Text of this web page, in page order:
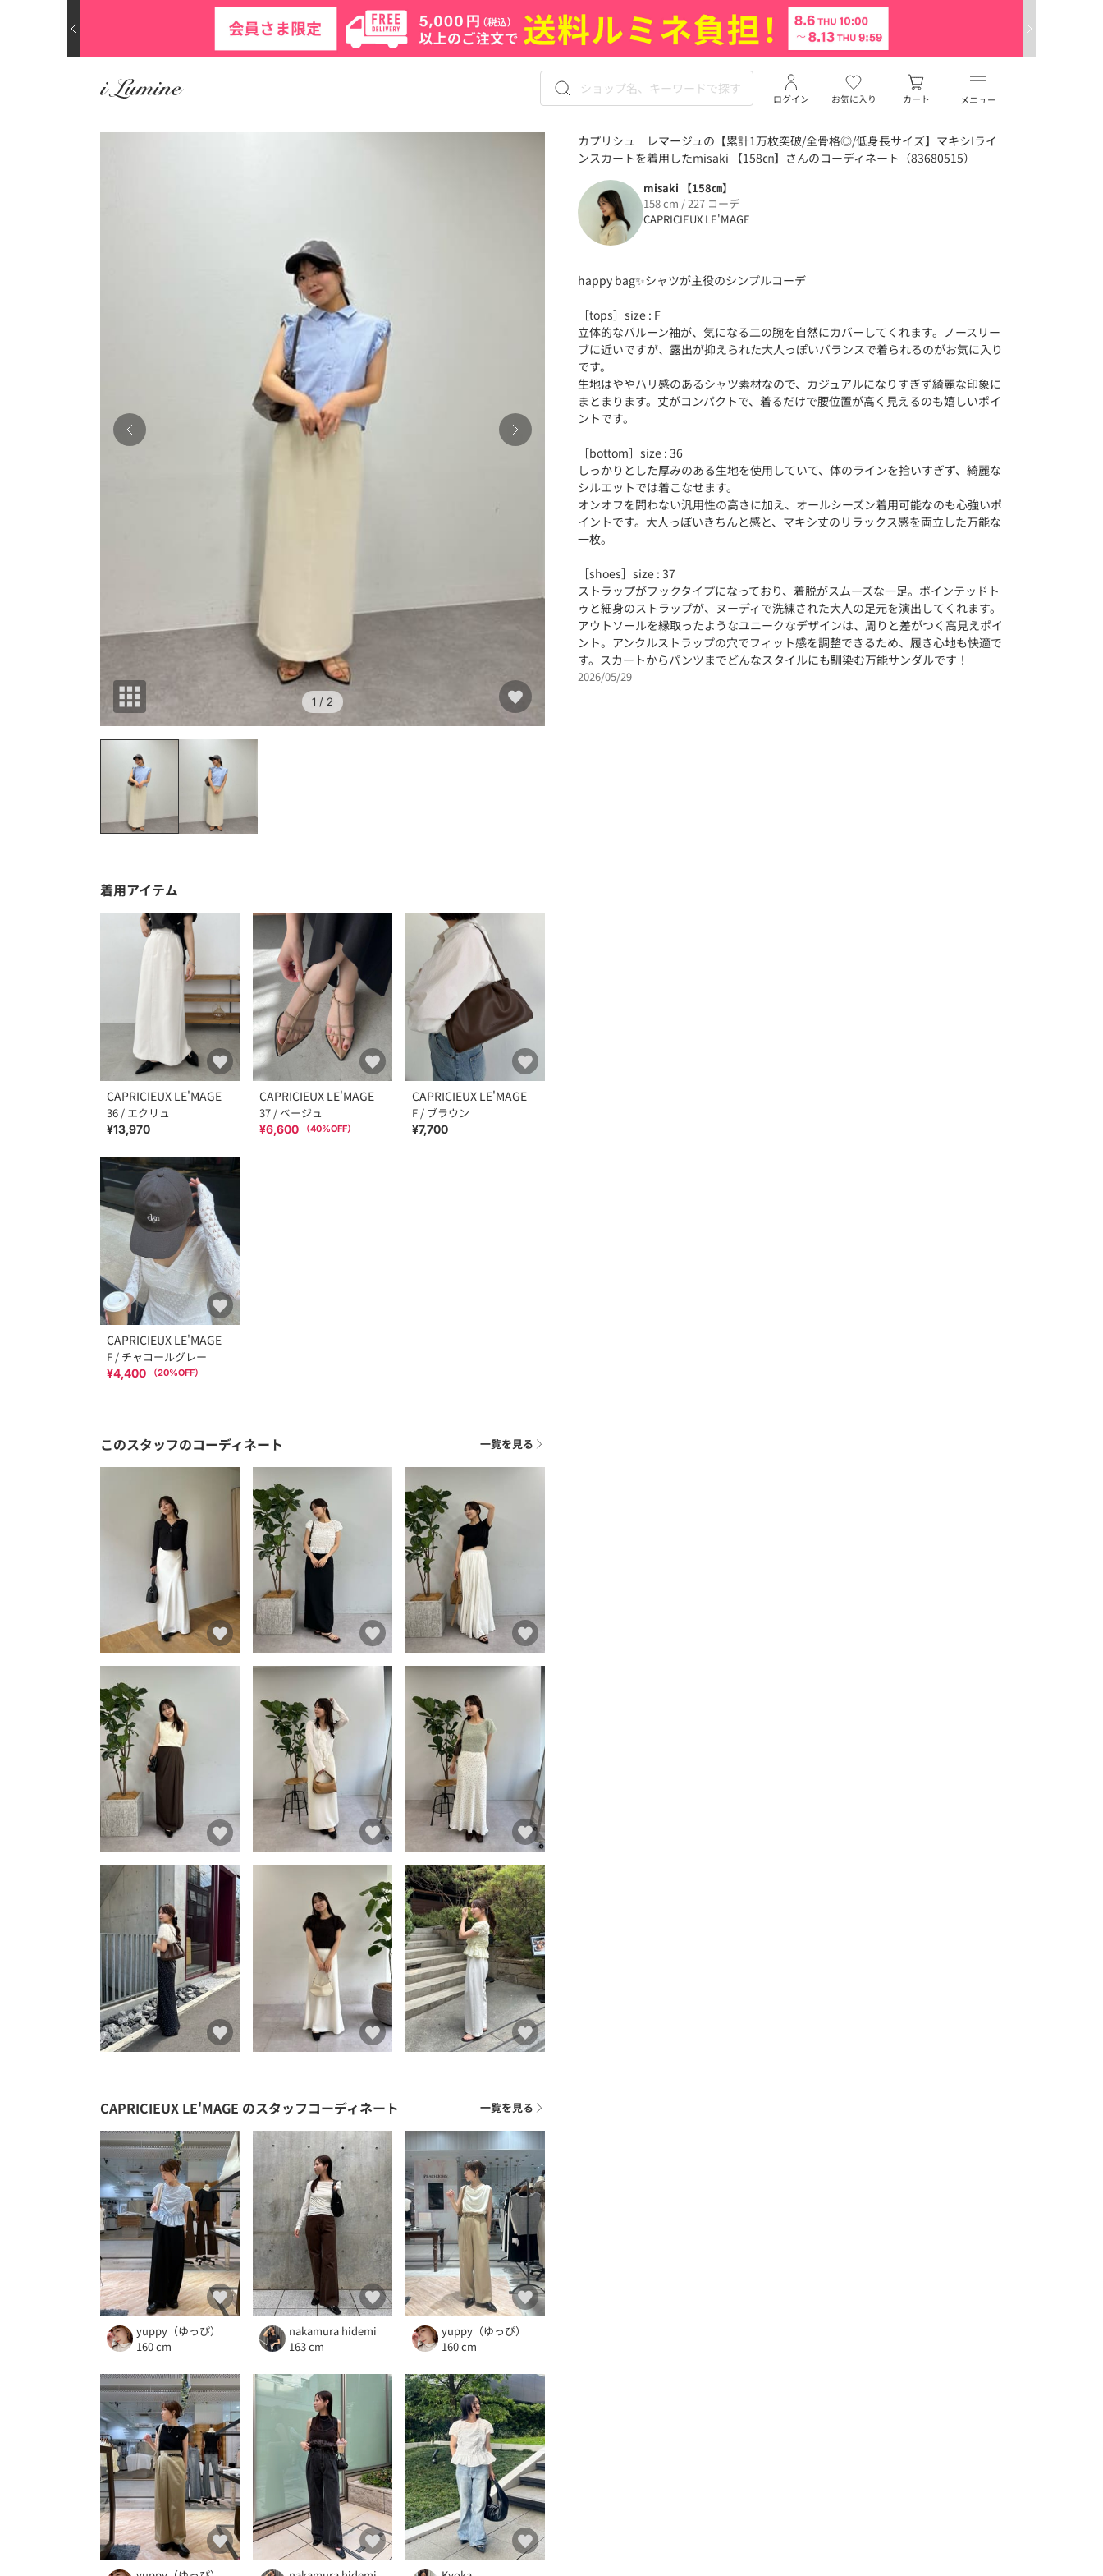
メニュー
お気に入り
ログイン カート
1 / 2
カプリシュ レマージュの【累計1万枚突破/全骨格◎/低身長サイズ】マキシIライ
ンスカートを着用したmisaki 【158㎝】さんのコーディネート（83680515）
misaki 【158㎝】
158 cm / 227 コーデ
CAPRICIEUX LE'MAGE
happy bag✨シャツが主役のシンプルコーデ
［tops］size : F
立体的なバルーン袖が、気になる二の腕を自然にカバーしてくれます。ノースリー
ブに近いですが、露出が抑えられた大人っぽいバランスで着られるのがお気に入り
です。
生地はややハリ感のあるシャツ素材なので、カジュアルになりすぎず綺麗な印象に
まとまります。丈がコンパクトで、着るだけで腰位置が高く見えるのも嬉しいポイ
ントです。
［bottom］size : 36
しっかりとした厚みのある生地を使用していて、体のラインを拾いすぎず、綺麗な
シルエットでは着こなせます。
オンオフを問わない汎用性の高さに加え、オールシーズン着用可能なのも心強いポ
イントです。大人っぽいきちんと感と、マキシ丈のリラックス感を両立した万能な
一枚。
［shoes］size : 37
ストラップがフックタイプになっており、着脱がスムーズな一足。ポインテッドト
ゥと細身のストラップが、ヌーディで洗練された大人の足元を演出してくれます。
アウトソールを縁取ったようなユニークなデザインは、周りと差がつく高見えポイ
ント。アンクルストラップの穴でフィット感を調整できるため、履き心地も快適で
す。スカートからパンツまでどんなスタイルにも馴染む万能サンダルです！
2026/05/29
着用アイテム
CAPRICIEUX LE'MAGE
36 / エクリュ
¥13,970
CAPRICIEUX LE'MAGE
37 / ベージュ
¥6,600 （40%OFF）
CAPRICIEUX LE'MAGE
F / ブラウン
¥7,700
CAPRICIEUX LE'MAGE
F / チャコールグレー
¥4,400 （20%OFF）
このスタッフのコーディネート 一覧を見る
CAPRICIEUX LE'MAGE のスタッフコーディネート 一覧を見る
yuppy（ゆっぴ）
160 cm
nakamura hidemi
163 cm
yuppy（ゆっぴ）
160 cm